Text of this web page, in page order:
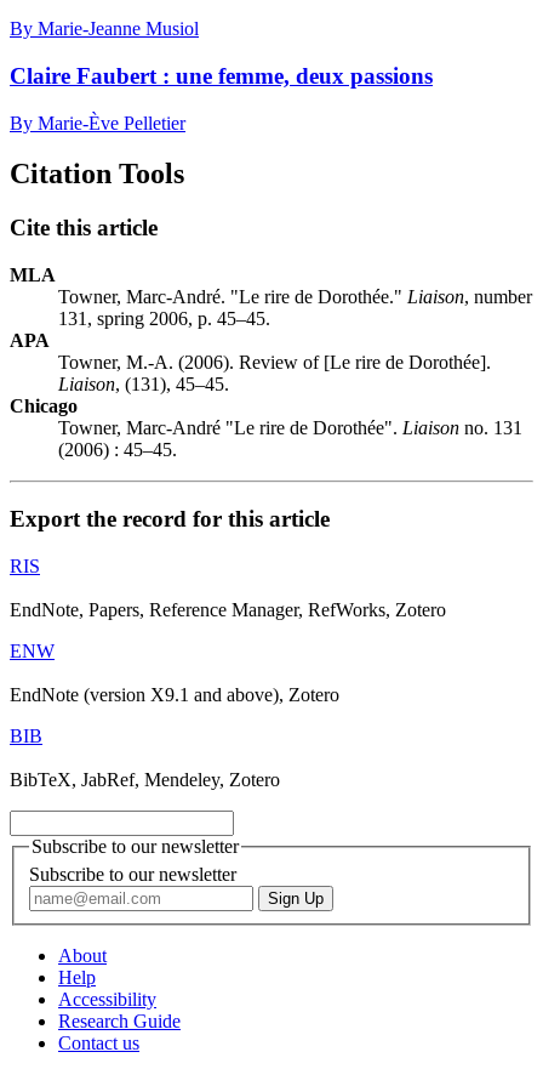
By Marie-Jeanne Musiol
Claire Faubert : une femme, deux passions
By Marie-Ève Pelletier
Citation Tools
Cite this article
MLA
Towner, Marc-André. "Le rire de Dorothée." Liaison, number
131, spring 2006, p. 45–45.
APA
Towner, M.-A. (2006). Review of [Le rire de Dorothée].
Liaison, (131), 45–45.
Chicago
Towner, Marc-André "Le rire de Dorothée". Liaison no. 131
(2006) : 45–45.
Export the record for this article
RIS
EndNote, Papers, Reference Manager, RefWorks, Zotero
ENW
EndNote (version X9.1 and above), Zotero
BIB
BibTeX, JabRef, Mendeley, Zotero
Subscribe to our newsletter
Subscribe to our newsletter
About
Help
Accessibility
Research Guide
Contact us